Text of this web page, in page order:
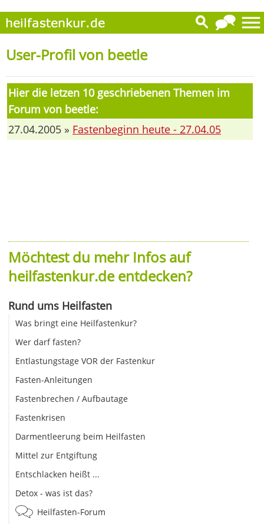
User-Profil von beetle
Hier die letzen 10 geschriebenen Themen im
Forum von beetle:
27.04.2005 » Fastenbeginn heute - 27.04.05
Möchtest du mehr Infos auf
heilfastenkur.de entdecken?
Rund ums Heilfasten
Was bringt eine Heilfastenkur?
Wer darf fasten?
Entlastungstage VOR der Fastenkur
Fasten-Anleitungen
Fastenbrechen / Aufbautage
Fastenkrisen
Darmentleerung beim Heilfasten
Mittel zur Entgiftung
Entschlacken heißt ...
Detox - was ist das?
Heilfasten-Forum